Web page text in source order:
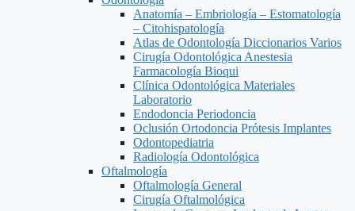
Anatomía – Embriología – Estomatología
– Citohispatología
Atlas de Odontología Diccionarios Varios
Cirugía Odontológica Anestesia
Farmacología Bioqui
Clínica Odontológica Materiales
Laboratorio
Endodoncia Periodoncia
Oclusión Ortodoncia Prótesis Implantes
Odontopediatria
Radiología Odontológica
Oftalmología
Oftalmología General
Cirugía Oftalmológica